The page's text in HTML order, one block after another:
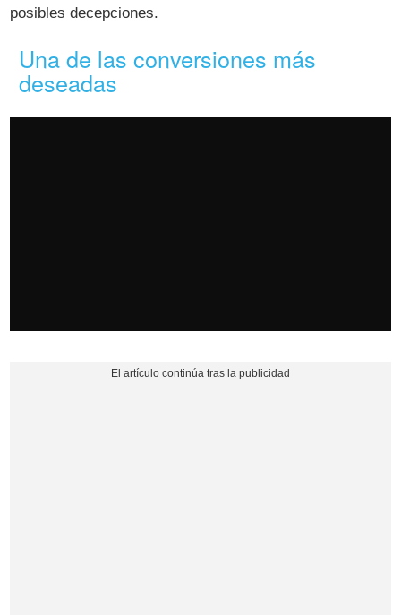
posibles decepciones.
Una de las conversiones más
deseadas